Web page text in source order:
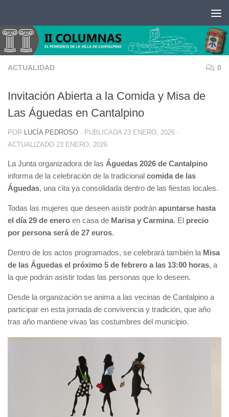
ACTUALIDAD 0
Invitación Abierta a la Comida y Misa de
Las Águedas en Cantalpino
POR LUCÍA PEDROSO · PUBLICADA 23 ENERO, 2026 ·
ACTUALIZADO 23 ENERO, 2026
La Junta organizadora de las Águedas 2026 de Cantalpino
informa de la celebración de la tradicional comida de las
Águedas, una cita ya consolidada dentro de las fiestas locales.
Todas las mujeres que deseen asistir podrán apuntarse hasta
el día 29 de enero en casa de Marisa y Carmina. El precio
por persona será de 27 euros.
Dentro de los actos programados, se celebrará también la Misa
de las Águedas el próximo 5 de febrero a las 13:00 horas, a
la que podrán asistir todas las personas que lo deseen.
Desde la organización se anima a las vecinas de Cantalpino a
participar en esta jornada de convivencia y tradición, que año
tras año mantiene vivas las costumbres del municipio.